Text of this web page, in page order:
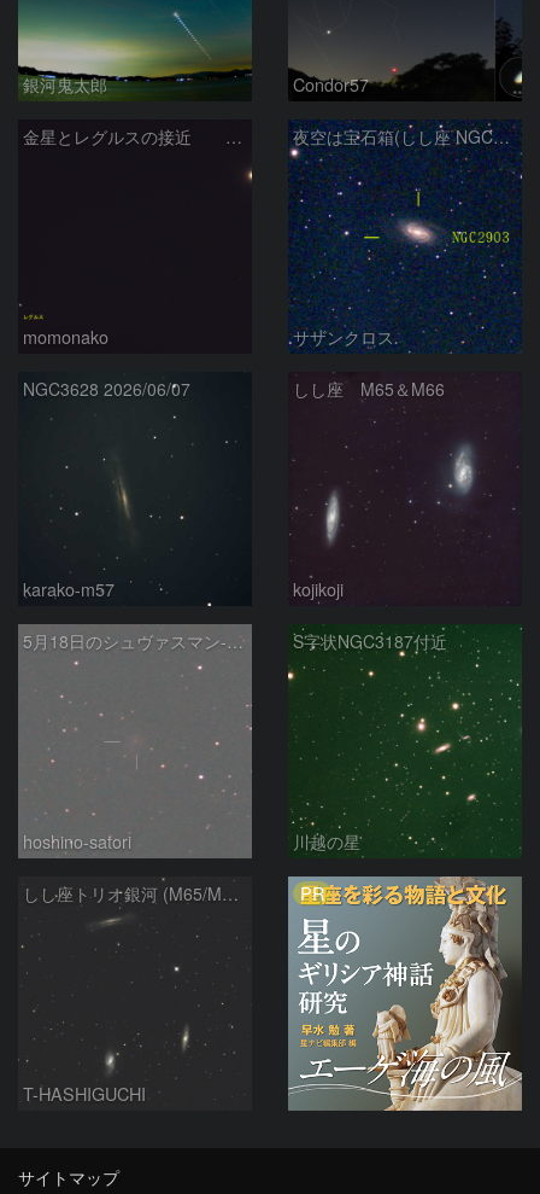
銀河鬼太郎 Condor57
金星とレグルスの接近 260709
momonako
夜空は宝石箱(しし座 NGC2903) Seestar50
サザンクロス
NGC3628 2026/06/07
karako-m57
しし座 M65＆M66
kojikoji
5月18日のシュヴァスマン-ヴァハマン第1彗星（29P）
hoshino-satori
S字状NGC3187付近
川越の星
しし座トリオ銀河 (M65/M66/NGC3628) 2026/05/11
T-HASHIGUCHI
PR
サイトマップ